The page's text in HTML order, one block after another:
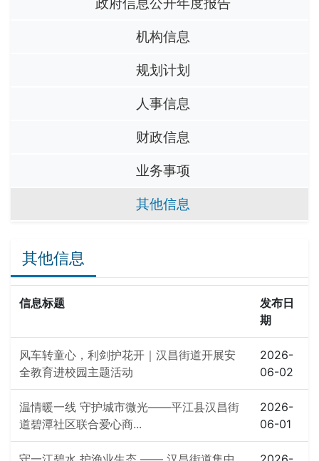
机构信息
规划计划
人事信息
财政信息
业务事项
其他信息
其他信息
信息标题
发布日
期
风车转童心，利剑护花开｜汉昌街道开展安
全教育进校园主题活动
2026-
06-02
温情暖一线 守护城市微光——平江县汉昌街
道碧潭社区联合爱心商...
2026-
06-01